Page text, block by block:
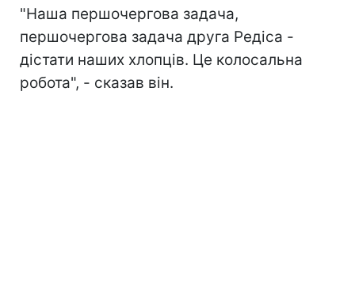
"Наша першочергова задача,
першочергова задача друга Редіса -
дістати наших хлопців. Це колосальна
робота", - сказав він.